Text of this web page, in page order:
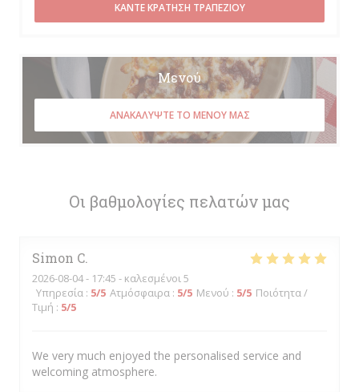
Οι βαθμολογίες πελατών μας
Simon C
2026-08-04- 17:45 - καλεσμένοι 5
Υπηρεσία : 5/5 Ατμόσφαιρα : 5/5 Μενού : 5/5 Ποιότητα /
Τιμή : 5/5
We very much enjoyed the personalised service and
welcoming atmosphere.
ΚΆΝΤΕ ΚΡΆΤΗΣΗ ΤΡΑΠΕΖΙΟΎ
Μενού
ΑΝΑΚΑΛΎΨΤΕ ΤΟ ΜΕΝΟΎ ΜΑΣ